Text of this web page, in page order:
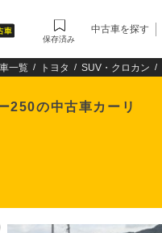
保存済み
中古車を探す
一覧 トヨタ SUV・クロカン
250の中古車カーリ